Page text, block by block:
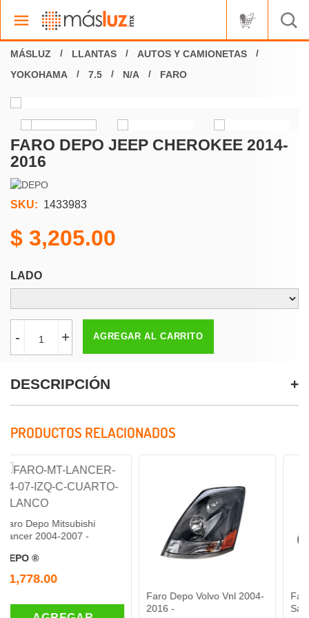
LLANTAS
AUTOS Y CAMIONETAS
YOKOHAMA
7.5 N/A FARO
FARO DEPO JEEP CHEROKEE 2014-
2016
SKU: 1433983
3,205.00
LADO
- + AGREGAR AL CARRITO
DESCRIPCIÓN
PRODUCTOS RELACIONADOS
Mitsubishi
2007 -
Faro Depo Volvo Vnl 2004-
Faro Depo
Saveiro 2010-